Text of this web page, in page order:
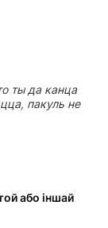
ты да канца
пакуль не
або іншай